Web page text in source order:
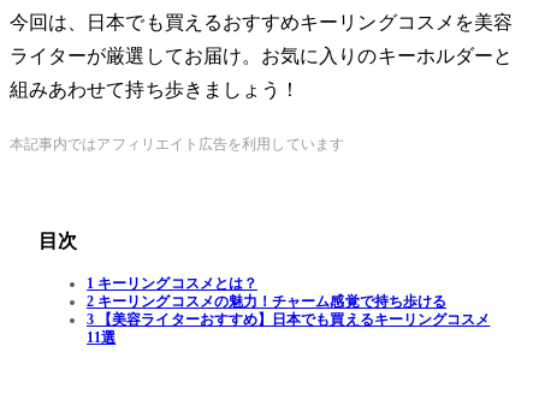
今回は、日本でも買えるおすすめキーリングコスメを美容
ライターが厳選してお届け。お気に入りのキーホルダーと
組みあわせて持ち歩きましょう！
本記事内ではアフィリエイト広告を利用しています
目次
1 キーリングコスメとは？
2 キーリングコスメの魅力！チャーム感覚で持ち歩ける
3 【美容ライターおすすめ】日本でも買えるキーリングコスメ
11選